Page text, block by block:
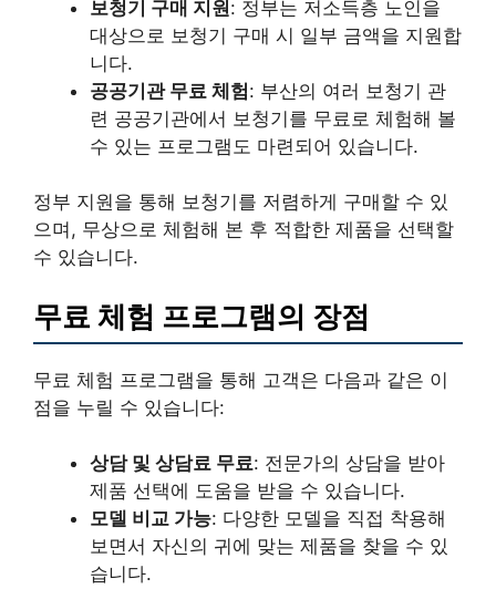
보청기 구매 지원: 정부는 저소득층 노인을
대상으로 보청기 구매 시 일부 금액을 지원합
니다.
공공기관 무료 체험: 부산의 여러 보청기 관
련 공공기관에서 보청기를 무료로 체험해 볼
수 있는 프로그램도 마련되어 있습니다.
정부 지원을 통해 보청기를 저렴하게 구매할 수 있
으며, 무상으로 체험해 본 후 적합한 제품을 선택할
수 있습니다.
무료 체험 프로그램의 장점
무료 체험 프로그램을 통해 고객은 다음과 같은 이
점을 누릴 수 있습니다:
상담 및 상담료 무료: 전문가의 상담을 받아
제품 선택에 도움을 받을 수 있습니다.
모델 비교 가능: 다양한 모델을 직접 착용해
보면서 자신의 귀에 맞는 제품을 찾을 수 있
습니다.